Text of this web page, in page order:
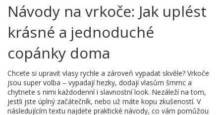
Návody na vrkoče: Jak uplést
krásné a jednoduché
copánky doma
Chcete si upravit vlasy rychle a zároveň vypadat skvěle? Vrkoče
jsou super volba – vypadají hezky, dodají vlasům šmrnc a
chytnete s nimi každodenní i slavnostní look. Nezáleží na tom,
jestli jste úplný začátečník, nebo už máte kopu zkušeností. V
následujícím textu najdete praktické návody, co vám pomůžou